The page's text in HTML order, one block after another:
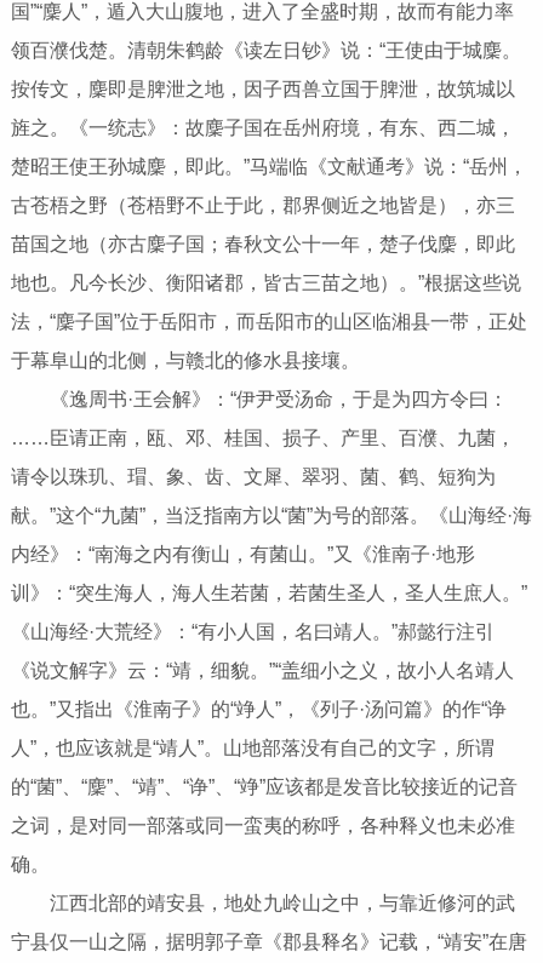
国”“麇人”，遁入大山腹地，进入了全盛时期，故而有能力率
领百濮伐楚。清朝朱鹤龄《读左日钞》说：“王使由于城麇。
按传文，麇即是脾泄之地，因子西兽立国于脾泄，故筑城以
旌之。《一统志》：故麇子国在岳州府境，有东、西二城，
楚昭王使王孙城麇，即此。”马端临《文献通考》说：“岳州，
古苍梧之野（苍梧野不止于此，郡界侧近之地皆是），亦三
苗国之地（亦古麇子国；春秋文公十一年，楚子伐麇，即此
地也。凡今长沙、衡阳诸郡，皆古三苗之地）。”根据这些说
法，“麇子国”位于岳阳市，而岳阳市的山区临湘县一带，正处
于幕阜山的北侧，与赣北的修水县接壤。
《逸周书·王会解》：“伊尹受汤命，于是为四方令曰：
……臣请正南，瓯、邓、桂国、损子、产里、百濮、九菌，
请令以珠玑、瑁、象、齿、文犀、翠羽、菌、鹤、短狗为
献。”这个“九菌”，当泛指南方以“菌”为号的部落。《山海经·海
内经》：“南海之内有衡山，有菌山。”又《淮南子·地形
训》：“突生海人，海人生若菌，若菌生圣人，圣人生庶人。”
《山海经·大荒经》：“有小人国，名曰靖人。”郝懿行注引
《说文解字》云：“靖，细貌。”“盖细小之义，故小人名靖人
也。”又指出《淮南子》的“竫人”，《列子·汤问篇》的作“诤
人”，也应该就是“靖人”。山地部落没有自己的文字，所谓
的“菌”、“麇”、“靖”、“诤”、“竫”应该都是发音比较接近的记音
之词，是对同一部落或同一蛮夷的称呼，各种释义也未必准
确。
江西北部的靖安县，地处九岭山之中，与靠近修河的武
宁县仅一山之隔，据明郭子章《郡县释名》记载，“靖安”在唐